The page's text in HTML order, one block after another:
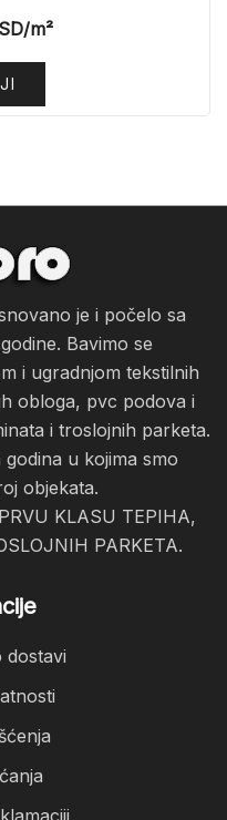
/m²
je i počelo sa
Bavimo se
i ugradnjom tekstilnih
obloga, pvc podova i
i troslojnih parketa.
u kojima smo
objekata.
KLASU TEPIHA,
PARKETA.
dostavi